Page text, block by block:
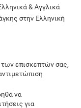
& Αγγλικά
στην Ελληνική
των επισκεπτών σας,
να
για